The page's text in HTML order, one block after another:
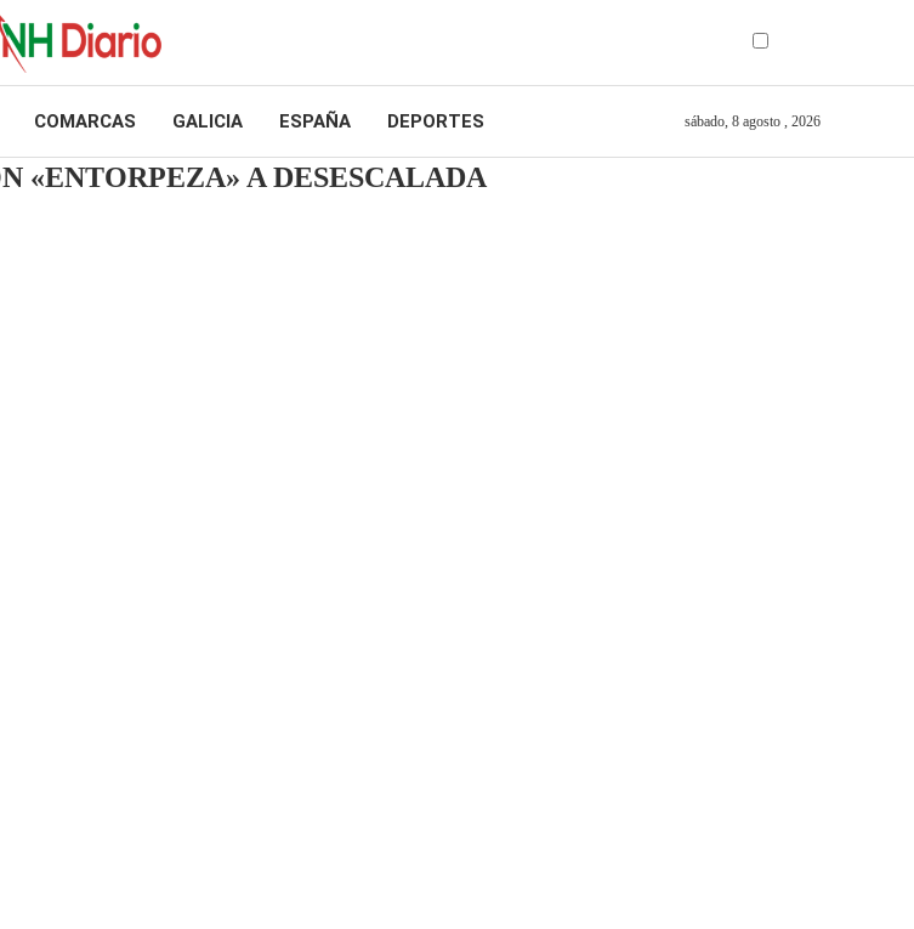
COMARCAS GALICIA ESPAÑA DEPORTES sábado, 8 agosto , 2026
«ENTORPEZA» A DESESCALADA